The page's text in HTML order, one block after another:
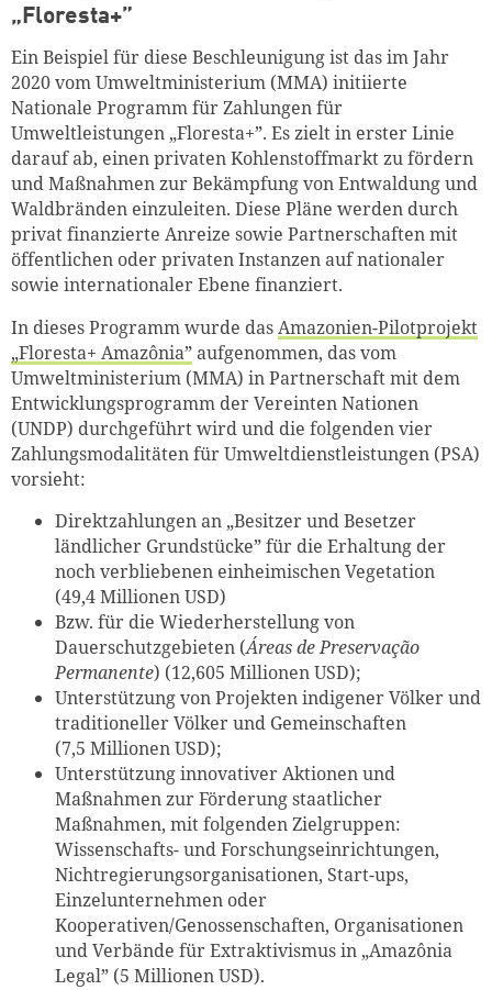
„Floresta+”
Ein Beispiel für diese Beschleunigung ist das im Jahr
2020 vom Umweltministerium (MMA) initiierte
Nationale Programm für Zahlungen für
Umweltleistungen „Floresta+”. Es zielt in erster Linie
darauf ab, einen privaten Kohlenstoffmarkt zu fördern
und Maßnahmen zur Bekämpfung von Entwaldung und
Waldbränden einzuleiten. Diese Pläne werden durch
privat finanzierte Anreize sowie Partnerschaften mit
öffentlichen oder privaten Instanzen auf nationaler
sowie internationaler Ebene finanziert.
In dieses Programm wurde dasAmazonien-Pilotprojekt
„Floresta+ Amazônia”aufgenommen, das vom
Umweltministerium (MMA) in Partnerschaft mit dem
Entwicklungsprogramm der Vereinten Nationen
(UNDP) durchgeführt wird und die folgenden vier
Zahlungsmodalitäten für Umweltdienstleistungen (PSA)
vorsieht:
Direktzahlungen an „Besitzer und Besetzer
ländlicher Grundstücke” für die Erhaltung der
noch verbliebenen einheimischen Vegetation
(49,4 Millionen USD)
Bzw. für die Wiederherstellung von
Dauerschutzgebieten (Áreas de Preservação
Permanente) (12,605 Millionen USD);
Unterstützung von Projekten indigener Völker und
traditioneller Völker und Gemeinschaften
(7,5 Millionen USD);
Unterstützung innovativer Aktionen und
Maßnahmen zur Förderung staatlicher
Maßnahmen, mit folgenden Zielgruppen:
Wissenschafts- und Forschungseinrichtungen,
Nichtregierungsorganisationen, Start-ups,
Einzelunternehmen oder
Kooperativen/Genossenschaften, Organisationen
und Verbände für Extraktivismus in „Amazônia
Legal” (5 Millionen USD).